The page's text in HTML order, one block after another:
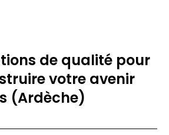
de qualité pour
votre avenir
(Ardèche)